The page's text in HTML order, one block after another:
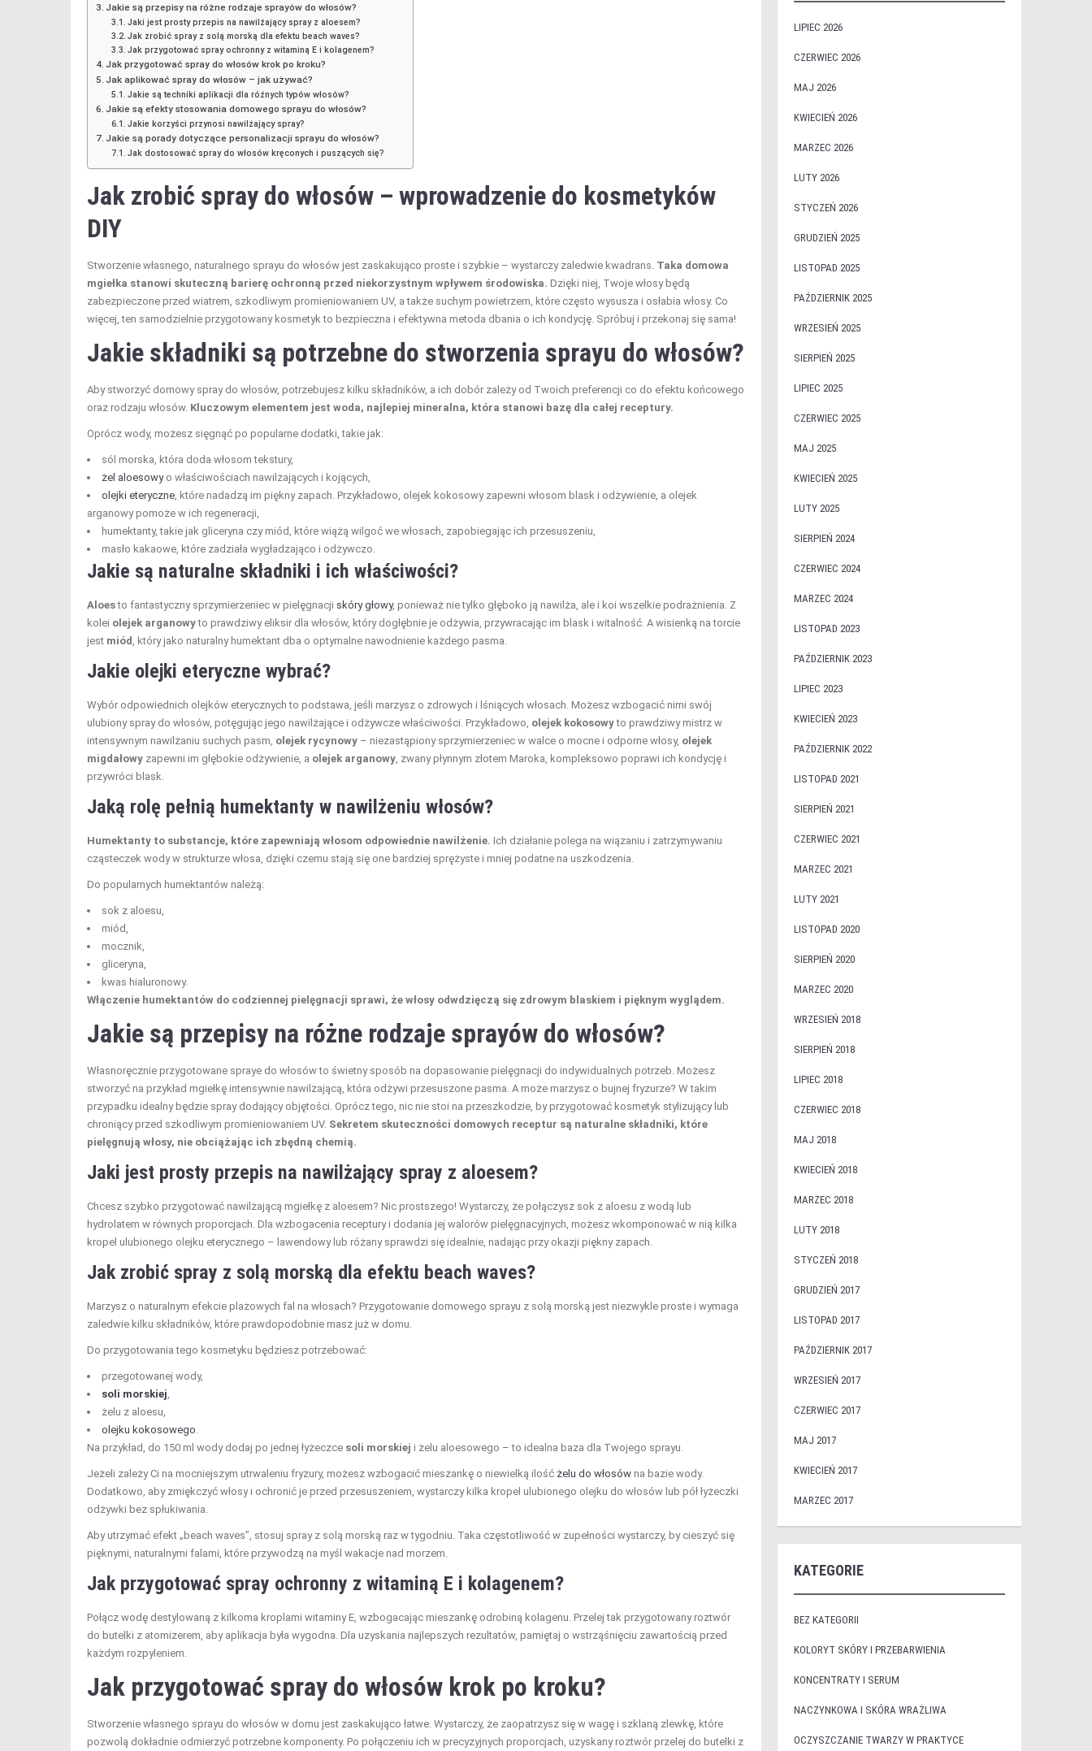
Jakie są przepisy na różne rodzaje sprayów do włosów?
Jaki jest prosty przepis na nawilżający spray z aloesem?
Jak zrobić spray z solą morską dla efektu beach waves?
Jak przygotować spray ochronny z witaminą E i kolagenem?
Jak przygotować spray do włosów krok po kroku?
Jak aplikować spray do włosów – jak używać?
Jakie są techniki aplikacji dla różnych typów włosów?
Jakie są efekty stosowania domowego sprayu do włosów?
Jakie korzyści przynosi nawilżający spray?
Jakie są porady dotyczące personalizacji sprayu do włosów?
Jak dostosować spray do włosów kręconych i puszących się?
Jak zrobić spray do włosów – wprowadzenie do kosmetyków
DIY
Stworzenie własnego, naturalnego sprayu do włosów jest zaskakująco proste i szybkie – wystarczy zaledwie kwadrans. Taka domowa
mgiełka stanowi skuteczną barierę ochronną przed niekorzystnym wpływem środowiska. Dzięki niej, Twoje włosy będą
zabezpieczone przed wiatrem, szkodliwym promieniowaniem UV, a także suchym powietrzem, które często wysusza i osłabia włosy. Co
więcej, ten samodzielnie przygotowany kosmetyk to bezpieczna i efektywna metoda dbania o ich kondycję. Spróbuj i przekonaj się sama!
Jakie składniki są potrzebne do stworzenia sprayu do włosów?
Aby stworzyć domowy spray do włosów, potrzebujesz kilku składników, a ich dobór zależy od Twoich preferencji co do efektu końcowego
oraz rodzaju włosów. Kluczowym elementem jest woda, najlepiej mineralna, która stanowi bazę dla całej receptury.
Oprócz wody, możesz sięgnąć po popularne dodatki, takie jak:
sól morska, która doda włosom tekstury,
żel aloesowyo właściwościach nawilżających i kojących,
olejki eteryczne , które nadadzą im piękny zapach. Przykładowo, olejek kokosowy zapewni włosom blask i odżywienie, a olejek
arganowy pomoże w ich regeneracji,
humektanty, takie jak gliceryna czy miód, które wiążą wilgoć we włosach, zapobiegając ich przesuszeniu,
masło kakaowe, które zadziała wygładzająco i odżywczo.
Jakie są naturalne składniki i ich właściwości?
Aloesto fantastyczny sprzymierzeniec w pielęgnacji skóry głowy, ponieważ nie tylko głęboko ją nawilża, ale i koi wszelkie podrażnienia. Z
kolei olejek arganowyto prawdziwy eliksir dla włosów, który dogłębnie je odżywia, przywracając im blask i witalność. A wisienką na torcie
jest miód , który jako naturalny humektant dba o optymalne nawodnienie każdego pasma.
Jakie olejki eteryczne wybrać?
Wybór odpowiednich olejków eterycznych to podstawa, jeśli marzysz o zdrowych i lśniących włosach. Możesz wzbogacić nimi swój
ulubiony spray do włosów, potęgując jego nawilżające i odżywcze właściwości. Przykładowo, olejek kokosowyto prawdziwy mistrz w
intensywnym nawilżaniu suchych pasm, olejek rycynowy – niezastąpiony sprzymierzeniec w walce o mocne i odporne włosy, olejek
migdałowy zapewni im głębokie odżywienie, a olejek arganowy , zwany płynnym złotem Maroka, kompleksowo poprawi ich kondycję i
przywróci blask.
Jaką rolę pełnią humektanty w nawilżeniu włosów?
Humektanty to substancje, które zapewniają włosom odpowiednie nawilżenie. Ich działanie polega na wiązaniu i zatrzymywaniu
cząsteczek wody w strukturze włosa, dzięki czemu stają się one bardziej sprężyste i mniej podatne na uszkodzenia.
Do popularnych humektantów należą:
sok z aloesu,
miód,
mocznik,
gliceryna,
kwas hialuronowy.
Włączenie humektantów do codziennej pielęgnacji sprawi, że włosy odwdzięczą się zdrowym blaskiem i pięknym wyglądem.
Jakie są przepisy na różne rodzaje sprayów do włosów?
Własnoręcznie przygotowane spraye do włosów to świetny sposób na dopasowanie pielęgnacji do indywidualnych potrzeb. Możesz
stworzyć na przykład mgiełkę intensywnie nawilżającą, która odżywi przesuszone pasma. A może marzysz o bujnej fryzurze? W takim
przypadku idealny będzie spray dodający objętości. Oprócz tego, nic nie stoi na przeszkodzie, by przygotować kosmetyk stylizujący lub
chroniący przed szkodliwym promieniowaniem UV. Sekretem skuteczności domowych receptur są naturalne składniki, które
pielęgnują włosy, nie obciążając ich zbędną chemią.
Jaki jest prosty przepis na nawilżający spray z aloesem?
Chcesz szybko przygotować nawilżającą mgiełkę z aloesem? Nic prostszego! Wystarczy, że połączysz sok z aloesu z wodą lub
hydrolatem w równych proporcjach. Dla wzbogacenia receptury i dodania jej walorów pielęgnacyjnych, możesz wkomponować w nią kilka
kropel ulubionego olejku eterycznego – lawendowy lub różany sprawdzi się idealnie, nadając przy okazji piękny zapach.
Jak zrobić spray z solą morską dla efektu beach waves?
Marzysz o naturalnym efekcie plażowych fal na włosach? Przygotowanie domowego sprayu z solą morską jest niezwykle proste i wymaga
zaledwie kilku składników, które prawdopodobnie masz już w domu.
Do przygotowania tego kosmetyku będziesz potrzebować:
przegotowanej wody,
soli morskiej
żelu z aloesu,
olejku kokosowego
Na przykład, do 150 ml wody dodaj po jednej łyżeczce soli morskiej i żelu aloesowego – to idealna baza dla Twojego sprayu.
Jeżeli zależy Ci na mocniejszym utrwaleniu fryzury, możesz wzbogacić mieszankę o niewielką ilość żelu do włosów na bazie wody.
Dodatkowo, aby zmiękczyć włosy i ochronić je przed przesuszeniem, wystarczy kilka kropel ulubionego olejku do włosów lub pół łyżeczki
odżywki bez spłukiwania.
Aby utrzymać efekt „beach waves”, stosuj spray z solą morską raz w tygodniu. Taka częstotliwość w zupełności wystarczy, by cieszyć się
pięknymi, naturalnymi falami, które przywodzą na myśl wakacje nad morzem.
Jak przygotować spray ochronny z witaminą E i kolagenem?
Połącz wodę destylowaną z kilkoma kroplami witaminy E, wzbogacając mieszankę odrobiną kolagenu. Przelej tak przygotowany roztwór
do butelki z atomizerem, aby aplikacja była wygodna. Dla uzyskania najlepszych rezultatów, pamiętaj o wstrząśnięciu zawartością przed
każdym rozpyleniem.
Jak przygotować spray do włosów krok po kroku?
Stworzenie własnego sprayu do włosów w domu jest zaskakująco łatwe. Wystarczy, że zaopatrzysz się w wagę i szklaną zlewkę, które
pozwolą dokładnie odmierzyć potrzebne komponenty. Po połączeniu ich w precyzyjnych proporcjach, uzyskany roztwór przelej do butelki z
LIPIEC 2026
CZERWIEC 2026
MAJ 2026
KWIECIEŃ 2026
MARZEC 2026
LUTY 2026
STYCZEŃ 2026
GRUDZIEŃ 2025
LISTOPAD 2025
PAŹDZIERNIK 2025
WRZESIEŃ 2025
SIERPIEŃ 2025
LIPIEC 2025
CZERWIEC 2025
MAJ 2025
KWIECIEŃ 2025
LUTY 2025
SIERPIEŃ 2024
CZERWIEC 2024
MARZEC 2024
LISTOPAD 2023
PAŹDZIERNIK 2023
LIPIEC 2023
KWIECIEŃ 2023
PAŹDZIERNIK 2022
LISTOPAD 2021
SIERPIEŃ 2021
CZERWIEC 2021
MARZEC 2021
LUTY 2021
LISTOPAD 2020
SIERPIEŃ 2020
MARZEC 2020
WRZESIEŃ 2018
SIERPIEŃ 2018
LIPIEC 2018
CZERWIEC 2018
MAJ 2018
KWIECIEŃ 2018
MARZEC 2018
LUTY 2018
STYCZEŃ 2018
GRUDZIEŃ 2017
LISTOPAD 2017
PAŹDZIERNIK 2017
WRZESIEŃ 2017
CZERWIEC 2017
MAJ 2017
KWIECIEŃ 2017
MARZEC 2017
KATEGORIE
BEZ KATEGORII
KOLORYT SKÓRY I PRZEBARWIENIA
KONCENTRATY I SERUM
NACZYNKOWA I SKÓRA WRAŻLIWA
OCZYSZCZANIE TWARZY W PRAKTYCE